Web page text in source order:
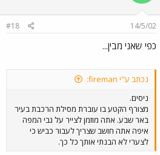
14/5/02
#18
כפי שאני מבין...
נכתב ע"י fireman:
ניסים.
מצורף הקטע בו עוברת מסילת הרכבת בעיר
באר שבע. אתה מוזמן לצייר על גבי המפה
איפה אתה חושב שצריך לעבור כביש כי
לצערי לא הבנתי אותך כל כך.